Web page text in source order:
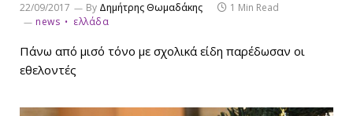
22/09/2017 By Δημήτρης Θωμαδάκης
1 Min Read
news
ελλάδα
Πάνω από μισό τόνο με σχολικά είδη παρέδωσαν οι
εθελοντές